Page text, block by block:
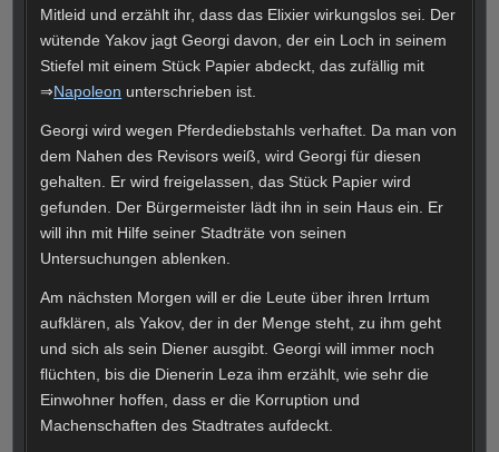
Mitleid und erzählt ihr, dass das Elixier wirkungslos sei. Der
wütende Yakov jagt Georgi davon, der ein Loch in seinem
Stiefel mit einem Stück Papier abdeckt, das zufällig mit
⇒Napoleon unterschrieben ist.
Georgi wird wegen Pferdediebstahls verhaftet. Da man von
dem Nahen des Revisors weiß, wird Georgi für diesen
gehalten. Er wird freigelassen, das Stück Papier wird
gefunden. Der Bürgermeister lädt ihn in sein Haus ein. Er
will ihn mit Hilfe seiner Stadträte von seinen
Untersuchungen ablenken.
Am nächsten Morgen will er die Leute über ihren Irrtum
aufklären, als Yakov, der in der Menge steht, zu ihm geht
und sich als sein Diener ausgibt. Georgi will immer noch
flüchten, bis die Dienerin Leza ihm erzählt, wie sehr die
Einwohner hoffen, dass er die Korruption und
Machenschaften des Stadtrates aufdeckt.